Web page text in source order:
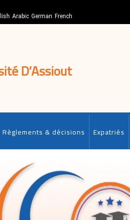
Arabic German French
D’Assiout
Règlements & décisions Expatriés